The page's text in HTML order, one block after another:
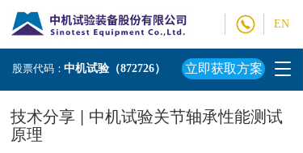
EN
T
股票代码：中机试验（872726） 立即获取方案
技术分享 | 中机试验关节轴承性能测试
原理